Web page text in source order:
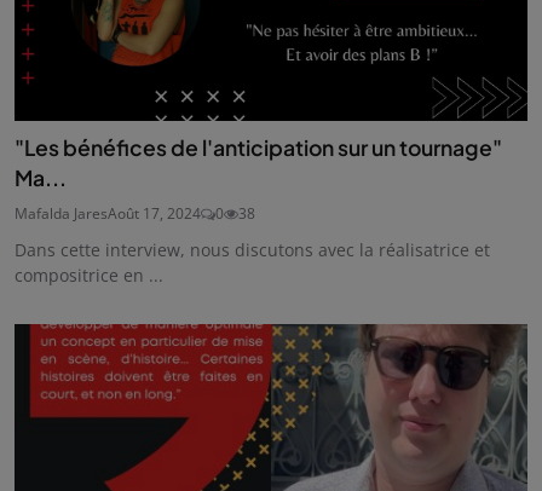
"Les bénéfices de l'anticipation sur un tournage"
Ma...
Mafalda JaresAoût 17, 2024 0 38
Dans cette interview, nous discutons avec la réalisatrice et
compositrice en ...